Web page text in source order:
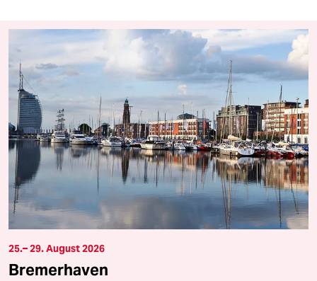
25.– 29. August 2026
Bremerhaven